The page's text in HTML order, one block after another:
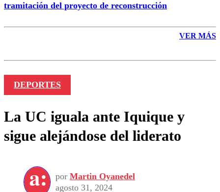
tramitación del proyecto de reconstrucción
VER MÁS
DEPORTES
La UC iguala ante Iquique y
sigue alejándose del liderato
por Martin Oyanedel
agosto 31, 2024